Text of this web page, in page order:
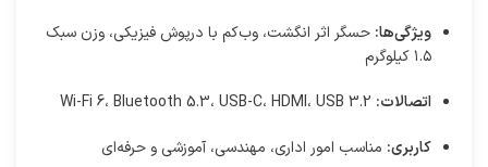
ویژگی‌ها: حسگر اثر انگشت، وب‌کم با درپوش فیزیکی، وزن سبک
۱.۵ کیلوگرم
اتصالات:
کاربری: مناسب امور اداری، مهندسی، آموزشی و حرفه‌ای